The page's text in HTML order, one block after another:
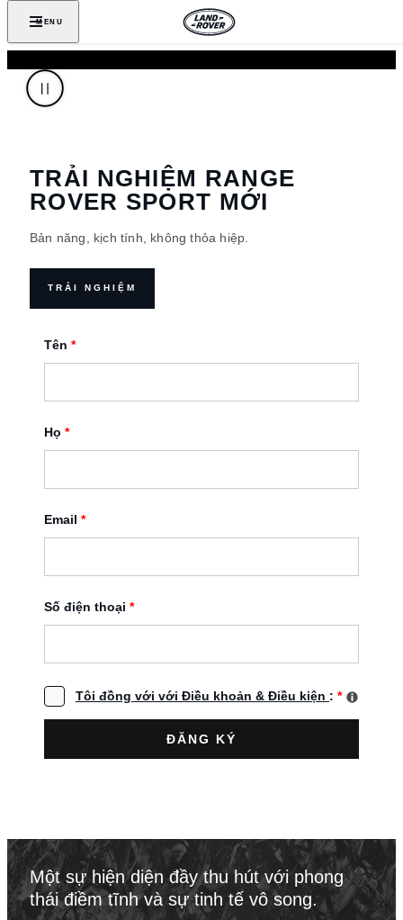
MENU
TRẢI NGHIỆM RANGE
ROVER SPORT MỚI
Bản năng, kịch tính, không thỏa hiệp.
TRẢI NGHIỆM
Tên *
Họ *
Email *
Số điện thoại *
Tôi đồng với với Điều khoản & Điều kiện : *
Một sự hiện diện đầy thu hút với phong
thái điềm tĩnh và sự tinh tế vô song.